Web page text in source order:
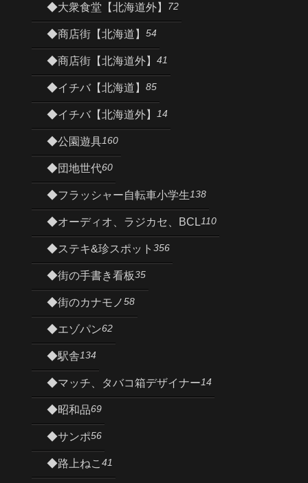
◆大衆食堂【北海道外】 72
◆商店街【北海道】 54
◆商店街【北海道外】 41
◆イチバ【北海道】 85
◆イチバ【北海道外】 14
◆公園遊具160
◆団地世代60
◆フラッシャー自転車小学生138
◆オーディオ、ラジカセ、BCL110
◆ステキ&珍スポット 356
◆街の手書き看板35
◆街のカナモノ58
◆エゾパン62
◆駅舎134
◆マッチ、タバコ箱デザイナー14
◆昭和品69
◆サンポ56
◆路上ねこ41